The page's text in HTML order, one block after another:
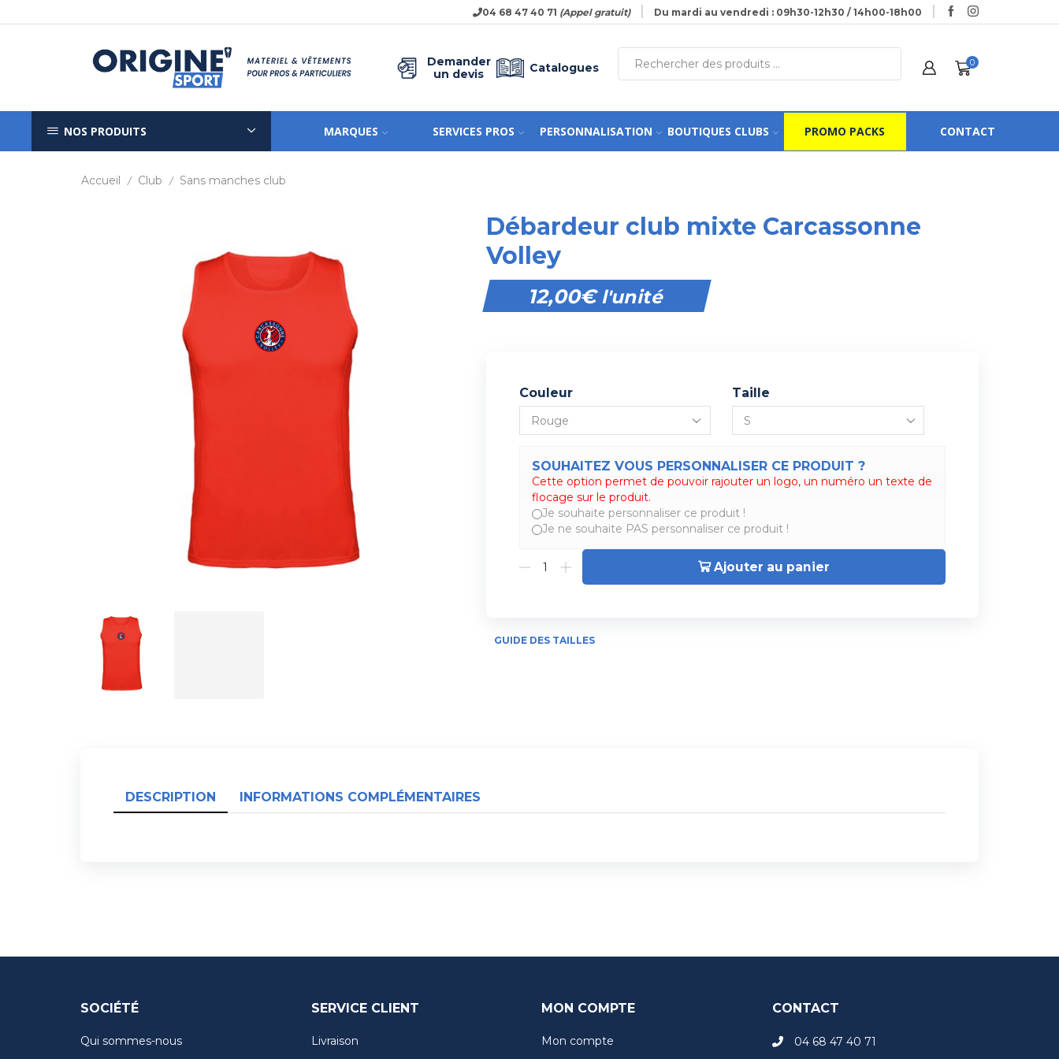
04 68 47 40 71 (Appel gratuit) Du mardi au vendredi : 09h30-12h30 / 14h00-18h00
Demander
un devis
Catalogues 0
NOS PRODUITS MARQUES SERVICES PROS PERSONNALISATION BOUTIQUES CLUBS PROMO PACKS CONTACT
Accueil / Club / Sans manches club
Débardeur club mixte Carcassonne
Volley
12,00€l'unité
Couleur Taille
SOUHAITEZ VOUS PERSONNALISER CE PRODUIT ?
Cette option permet de pouvoir rajouter un logo, un numéro un texte de
flocage sur le produit.
Je souhaite personnaliser ce produit !
Je ne souhaite PAS personnaliser ce produit !
Ajouter au panier
Alternative:
GUIDE DES TAILLES
DESCRIPTION INFORMATIONS COMPLÉMENTAIRES
SOCIÉTÉ
Qui sommes-nous
SERVICE CLIENT
Livraison
MON COMPTE
Mon compte
CONTACT
04 68 47 40 71